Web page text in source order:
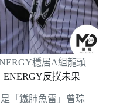
穩居A組龍頭
反撲未果
「鐵肺魚雷」曾琮